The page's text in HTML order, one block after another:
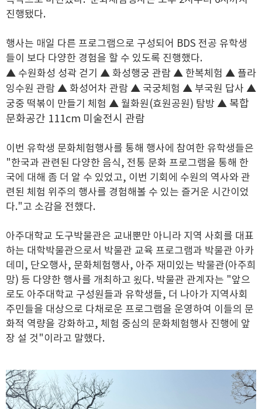
진행됐다.
행사는 매일 다른 프로그램으로 구성되어 BDS 전공 유학생
들이 보다 다양한 경험을 할 수 있도록 진행했다.
▲ 수원화성 성곽 걷기 ▲ 화성행궁 관람 ▲ 한복체험 ▲ 플라
잉수원 관람 ▲ 화성어차 관람 ▲ 국궁체험 ▲ 부국원 답사 ▲
궁중 떡볶이 만들기 체험 ▲ 월화원(효원공원) 탐방 ▲ 복합
문화공간 111cm 미술전시 관람
이번 유학생 문화체험행사를 통해 행사에 참여한 유학생들은
"한국과 관련된 다양한 음식, 전통 문화 프로그램을 통해 한
국에 대해 좀 더 알 수 있었고, 이번 기회에 수원의 역사와 관
련된 체험 위주의 행사를 경험해볼 수 있는 즐거운 시간이었
다."고 소감을 전했다.
아주대학교 도구박물관은 교내뿐만 아니라 지역 사회를 대표
하는 대학박물관으로서 박물관 교육 프로그램과 박물관 아카
데미, 단오행사, 문화체험행사, 아주 재미있는 박물관(아주희
망) 등 다양한 행사를 개최하고 욌다. 박물관 관계자는 "앞으
로도 아주대학교 구성원들과 유학생들, 더 나아가 지역사회
주민들을 대상으로 다채로운 프로그램을 운영하여 이들의 문
화적 역량을 강화하고, 체험 중심의 문화체험행사 진행에 앞
장 설 것"이라고 말했다.